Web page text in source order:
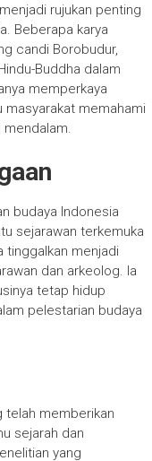
rujukan penting
Beberapa karya
candi Borobudur,
Buddha dalam
memperkaya
memahami
mendalam.
budaya Indonesia
sejarawan terkemuka
tinggalkan menjadi
dan arkeolog. Ia
tetap hidup
pelestarian budaya
telah memberikan
sejarah dan
yang